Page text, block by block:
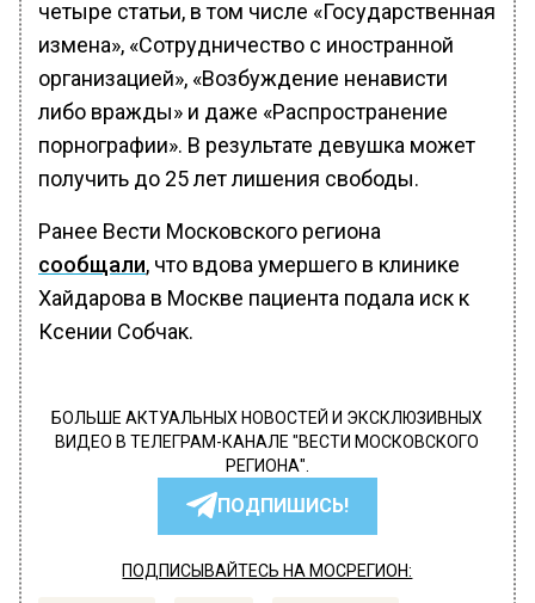
четыре статьи, в том числе «Государственная
измена», «Сотрудничество с иностранной
организацией», «Возбуждение ненависти
либо вражды» и даже «Распространение
порнографии». В результате девушка может
получить до 25 лет лишения свободы.
Ранее Вести Московского региона
сообщали, что вдова умершего в клинике
Хайдарова в Москве пациента подала иск к
Ксении Собчак.
БОЛЬШЕ АКТУАЛЬНЫХ НОВОСТЕЙ И ЭКСКЛЮЗИВНЫХ
ВИДЕО В ТЕЛЕГРАМ-КАНАЛЕ "ВЕСТИ МОСКОВСКОГО
РЕГИОНА".
ПОДПИШИСЬ!
ПОДПИСЫВАЙТЕСЬ НА МОСРЕГИОН: